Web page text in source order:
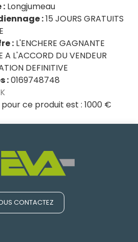
: Longjumeau
:15 JOURS GRATUITS
: L'ENCHERE GAGNANTE
A L'ACCORD DU VENDEUR
DEFINITIVE
:0169748748
ce produit est :1000 €
CONTACTEZ